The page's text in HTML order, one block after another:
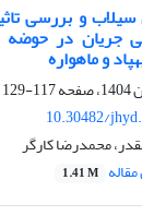
و بررسی
جریان در حوضه
و ماهواره
117-129
10.30482/
محمدرضا کارگر
1.41 M